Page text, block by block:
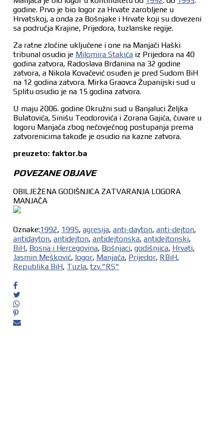
godine. Prvo je bio logor za Hrvate zarobljene u
Hrvatskoj, a onda za Bošnjake i Hrvate koji su dovezeni
sa područja Krajine, Prijedora, tuzlanske regije.
Za ratne zločine uključene i one na Manjači Haški
tribunal osudio je Milomira Stakićaiz Prijedora na 40
godina zatvora, Radoslava Brđanina na 32 godine
zatvora, a Nikola Kovačević osuđen je pred Sudom BiH
na 12 godina zatvora. Mirka Graovca Županijski sud u
Splitu osudio je na 15 godina zatvora.
U maju 2006. godine Okružni sud u Banjaluci Željka
Bulatovića, Sinišu Teodorovića i Zorana Gajića, čuvare u
logoru Manjača zbog nečovječnog postupanja prema
zatvorenicima takođe je osudio na kazne zatvora.
preuzeto: faktor.ba
POVEZANE OBJAVE
OBILJEŽENA GODIŠNJICA ZATVARANJA LOGORA
MANJAČA
Oznake:1992, 1995, agresija, anti-dayton, anti-dejton,
antidayton, antidejton, antidejtonska, antidejtonski,
BiH, Bosna i Hercegovina, Bošnjaci, godišnjica, Hrvati,
Jasmin Mešković, logor, Manjača, Prijedor, RBiH,
Republika BiH, Tuzla, tzv."RS"